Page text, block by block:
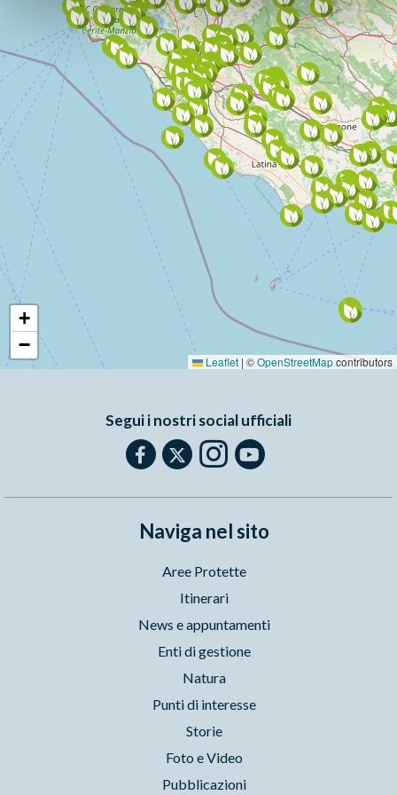
+
−
Leaflet | ©OpenStreetMapcontributors
Segui i nostri social ufficiali
Naviga nel sito
Aree Protette
Itinerari
News e appuntamenti
Enti di gestione
Natura
Punti di interesse
Storie
Foto e Video
Pubblicazioni